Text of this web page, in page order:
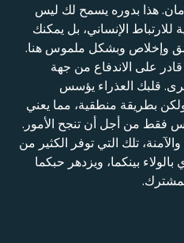
هذا بدوره يسمح لك ليس
الإنساني، بل يمكنك
وإخلاص وبشكل ملموس هنا.
على الاندفاع من جهة
قلبك العذراء يؤسس
بطريقة منطقية، مما يعني
فقط من أجل أن تنجح الأمور.
تلك التي توفر الكثير من
بينكما، ويزدهر حبكما